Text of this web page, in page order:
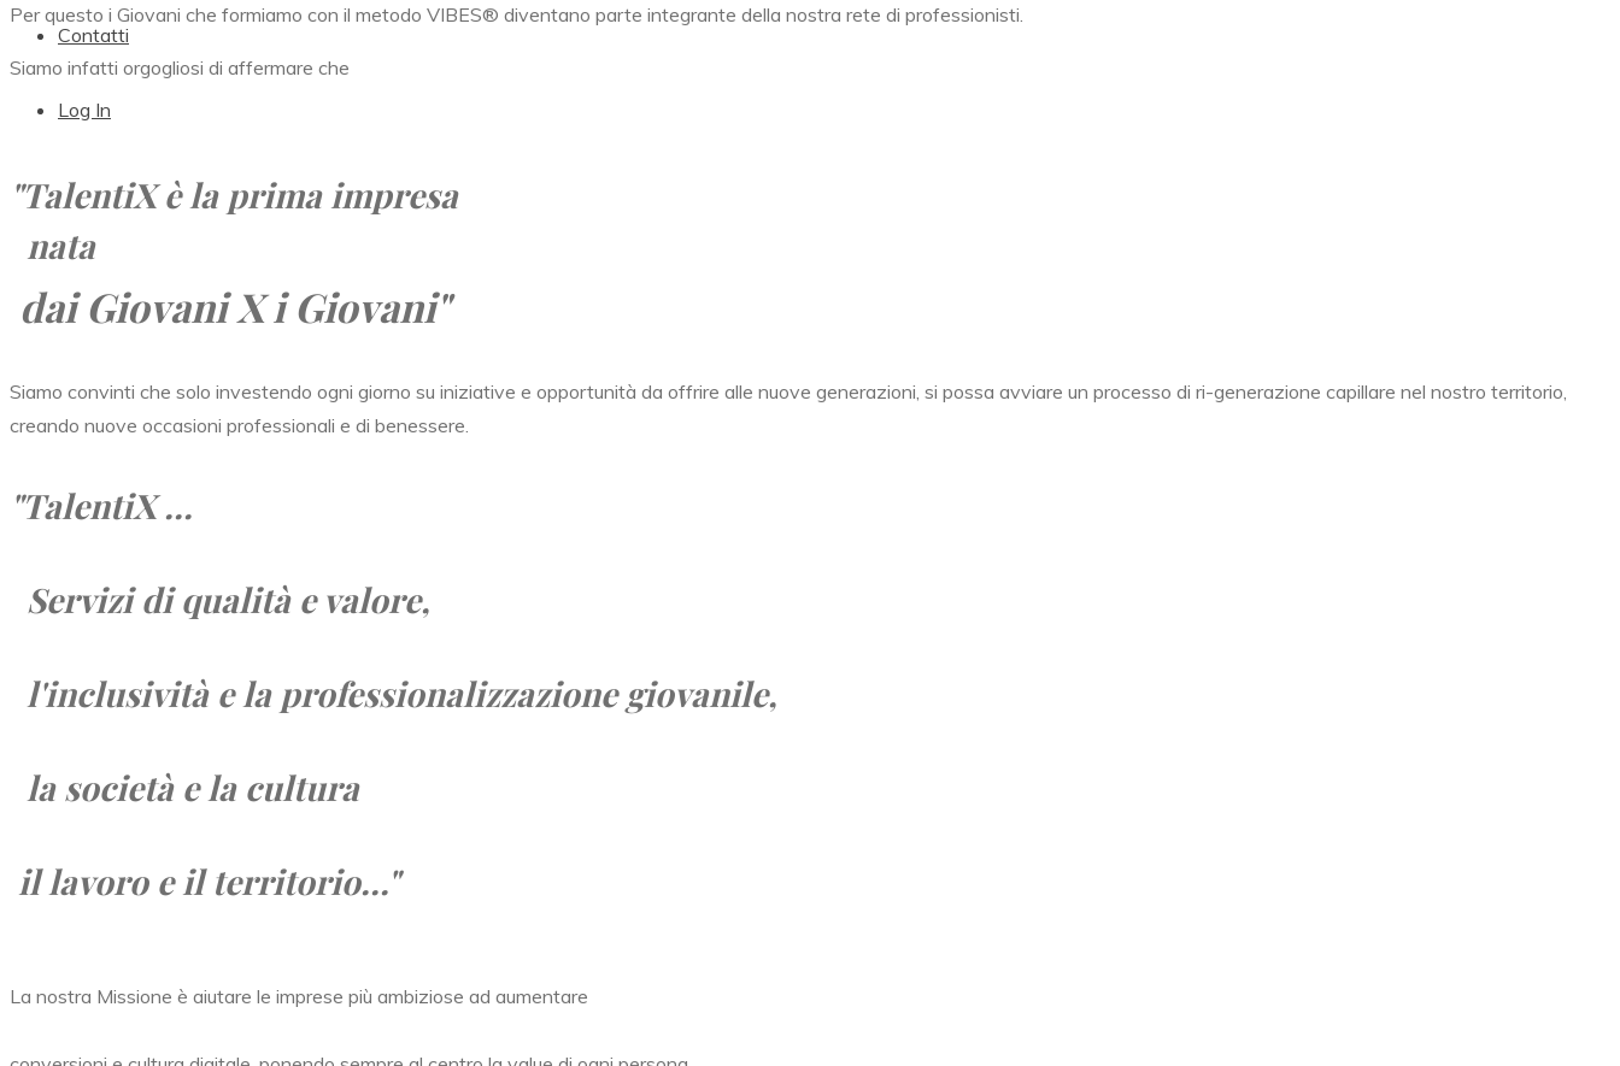
Contatti
Log In
Per questo i Giovani che formiamo con il metodo VIBES® diventano parte integrante della nostra rete di professionisti.
Siamo infatti orgogliosi di affermare che
"TalentiXè la prima impresa
nata
dai Giovani X i Giovani"
Siamo convinti che solo investendo ogni giorno su iniziative e opportunità da offrire alle nuove generazioni, si possa avviare un processo di ri-generazione capillare nel nostro territorio,
creando nuove occasioni professionali e di benessere.
"TalentiX ...
Servizi di qualità e valore,
l'inclusività e la professionalizzazione giovanile,
la società ela cultura
il lavoro eil territorio..."
La nostra Missione è aiutare le imprese più ambiziose ad aumentare